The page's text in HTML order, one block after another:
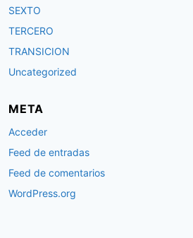
SEXTO
TERCERO
TRANSICION
Uncategorized
META
Acceder
Feed de entradas
Feed de comentarios
WordPress.org